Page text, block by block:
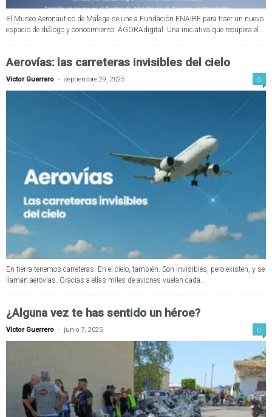
El Museo Aeronáutico de Málaga se une a Fundación ENAIRE para traer un nuevo
espacio de diálogo y conocimiento: ÁGORAdigital. Una iniciativa que recupera el...
Aerovías: las carreteras invisibles del cielo
Victor Guerrero - septiembre 29, 2025 0
En tierra tenemos carreteras. En el cielo, también. Son invisibles, pero existen, y se
llaman aerovías. Gracias a ellas miles de aviones vuelan cada...
¿Alguna vez te has sentido un héroe?
Victor Guerrero - junio 7, 2025 0